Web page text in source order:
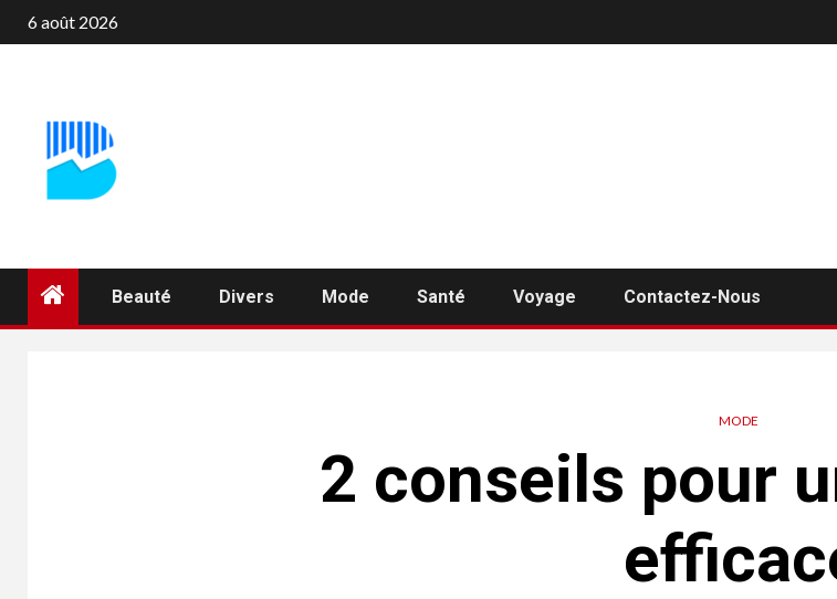
Aller
au
6 août 2026
Beauté Divers Mode Santé Voyage Contactez-Nous
MODE
2 conseils pour